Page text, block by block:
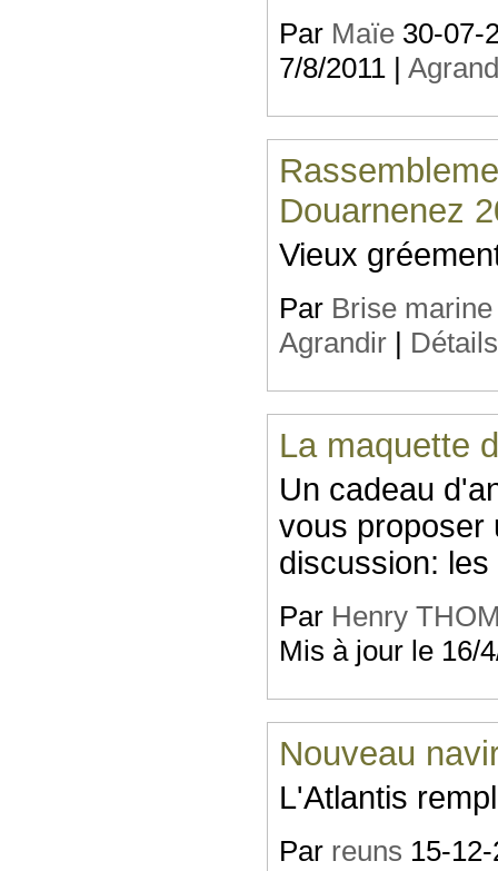
Par Maïe 30-07-
7/8/2011 |
Douarnenez
Vieux
Par Brise marine
Agrandir | Détails
La maquette
Un cadeau
vous proposer
discussion:
Par Henry
Mis à jour le 16/
Nouveau
L'Atlantis
Par reuns 15-